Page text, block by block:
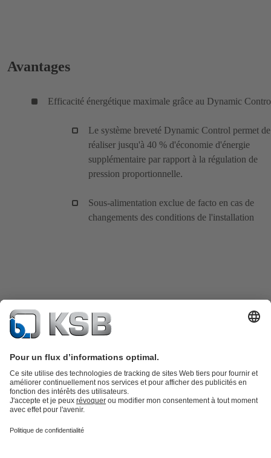
Avantages
Efficacité énergétique maximale grâce au Dynamic
Le système breveté Dynamic Control permet de
réaliser jusqu'à 40 % d'économie d'énergie
supplémentaire par rapport à la régulation de
pression proportionnelle.
Sous-alimentation exclue de facto en cas de
changements des conditions de l'installation